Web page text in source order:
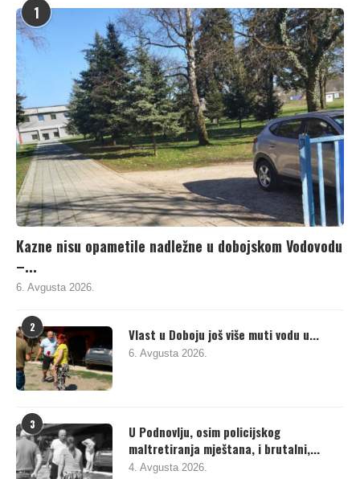
1
Kazne nisu opametile nadležne u dobojskom Vodovodu
–...
6. Avgusta 2026.
2 Vlast u Doboju još više muti vodu u...
6. Avgusta 2026.
3
U Podnovlju, osim policijskog
maltretiranja mještana, i brutalni,...
4. Avgusta 2026.